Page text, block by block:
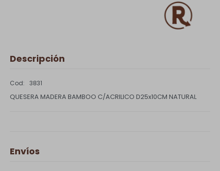
Descripción
3831
QUESERA MADERA BAMBOO C/ACRILICO D25x10CM NATURAL
Envíos